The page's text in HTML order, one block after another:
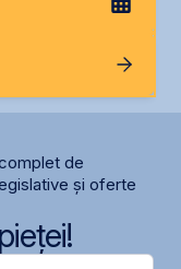
de
și oferte